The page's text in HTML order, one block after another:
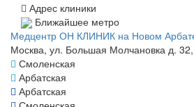
Адрес клиники
Ближайшее метро
Медцентр ОН КЛИНИК на Новом
Москва, ул. Большая Молчановка д. 32,
Смоленская
Арбатская
Арбатская